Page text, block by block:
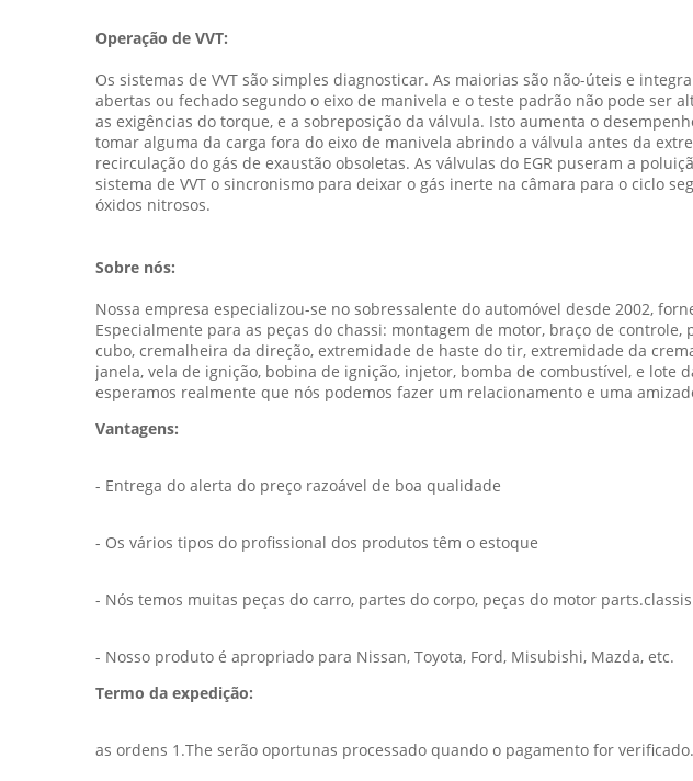
Operação de VVT:
Os sistemas de VVT são simples diagnosticar. As maiorias são não-úteis e
abertas ou fechado segundo o eixo de manivela e o teste padrão não pode ser
as exigências do torque, e a sobreposição da válvula. Isto aumenta o
tomar alguma da carga fora do eixo de manivela abrindo a válvula antes da
recirculação do gás de exaustão obsoletas. As válvulas do EGR puseram a
sistema de VVT o sincronismo para deixar o gás inerte na câmara para o ciclo
óxidos nitrosos.
Sobre nós:
Nossa empresa especializou-se no sobressalente do automóvel desde 2002,
Especialmente para as peças do chassi: montagem de motor, braço de
cubo, cremalheira da direção, extremidade de haste do tir, extremidade da
janela, vela de ignição, bobina de ignição, injetor, bomba de combustível, e lote
esperamos realmente que nós podemos fazer um relacionamento e uma
Vantagens:
- Entrega do alerta do preço razoável de boa qualidade
- Os vários tipos do profissional dos produtos têm o estoque
- Nós temos muitas peças do carro, partes do corpo, peças do motor
- Nosso produto é apropriado para Nissan, Toyota, Ford, Misubishi, Mazda, etc.
Termo da expedição:
as ordens 1.The serão oportunas processado quando o pagamento for verificado.